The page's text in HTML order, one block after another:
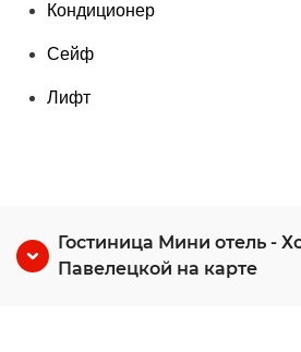
Кондиционер
Сейф
Лифт
Гостиница Мини отель -
Павелецкой на карте